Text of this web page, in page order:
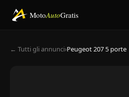
MotoAutoGratis
← Tutti gli annunci›Peugeot 207 5 porte